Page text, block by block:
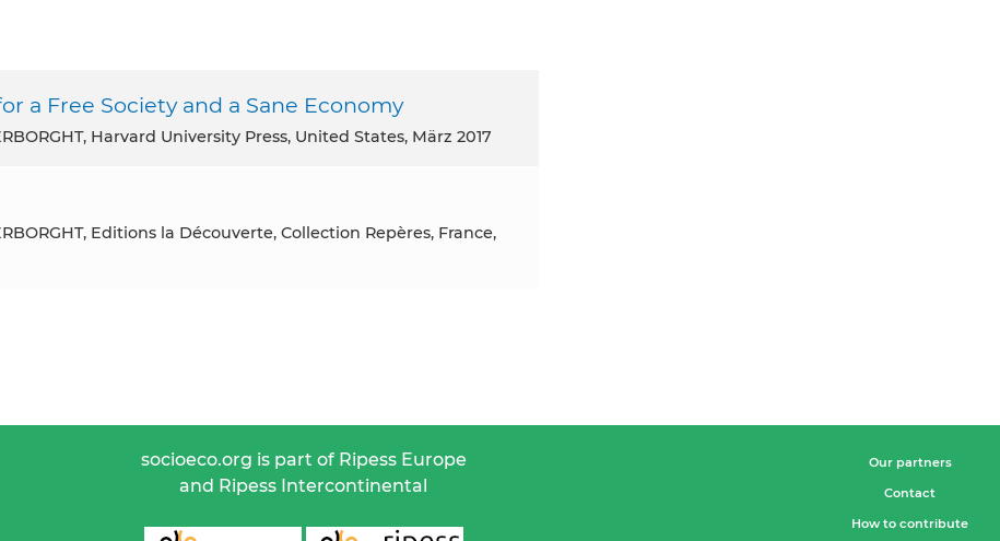
a Free Society and a Sane Economy
Harvard University Press, United States, März 2017
Editions la Découverte, Collection Repères, France,
socioeco.org is part of Ripess Europe
and Ripess Intercontinental
Our partners
Contact
How to contribute